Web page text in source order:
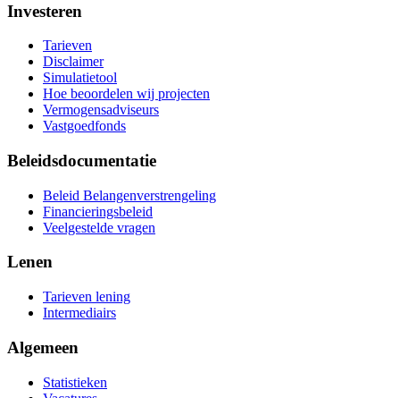
Investeren
Tarieven
Disclaimer
Simulatietool
Hoe beoordelen wij projecten
Vermogensadviseurs
Vastgoedfonds
Beleidsdocumentatie
Beleid Belangenverstrengeling
Financieringsbeleid
Veelgestelde vragen
Lenen
Tarieven lening
Intermediairs
Algemeen
Statistieken